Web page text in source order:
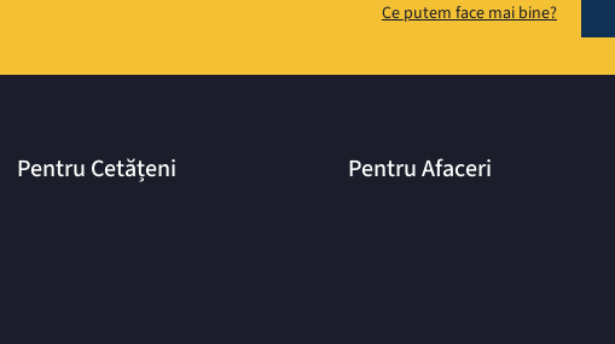
Ce putem face mai bine?
Pentru Cetățeni Pentru Afaceri